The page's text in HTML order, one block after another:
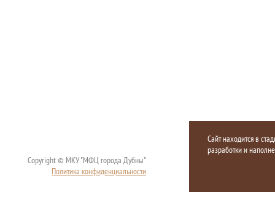
Copyright © МКУ "МФЦ города Дубны"
Политика конфиденциальности
Сайт находится в
разработки и